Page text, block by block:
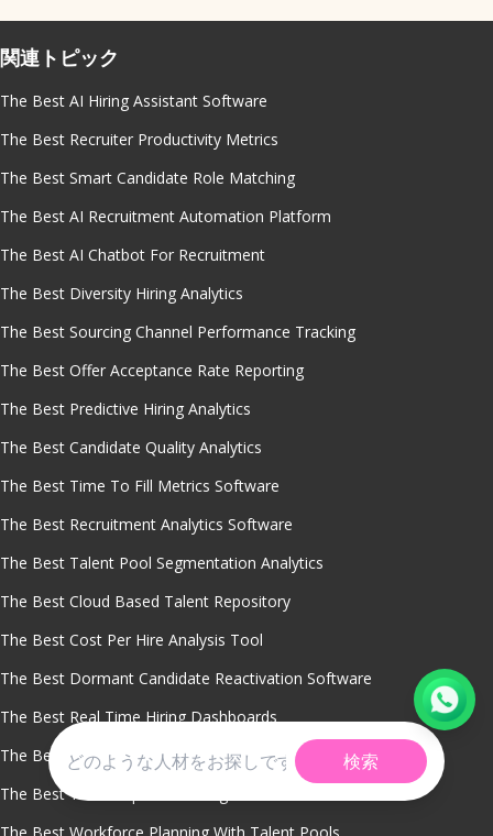
検索
関連トピック
The Best AI Hiring Assistant Software
The Best Recruiter Productivity Metrics
The Best Smart Candidate Role Matching
The Best AI Recruitment Automation Platform
The Best AI Chatbot For Recruitment
The Best Diversity Hiring Analytics
The Best Sourcing Channel Performance Tracking
The Best Offer Acceptance Rate Reporting
The Best Predictive Hiring Analytics
The Best Candidate Quality Analytics
The Best Time To Fill Metrics Software
The Best Recruitment Analytics Software
The Best Talent Pool Segmentation Analytics
The Best Cloud Based Talent Repository
The Best Cost Per Hire Analysis Tool
The Best Dormant Candidate Reactivation Software
The Best Real Time Hiring Dashboards
The Best Recruitment Analytics
The Best Talent Pipeline Management Tool